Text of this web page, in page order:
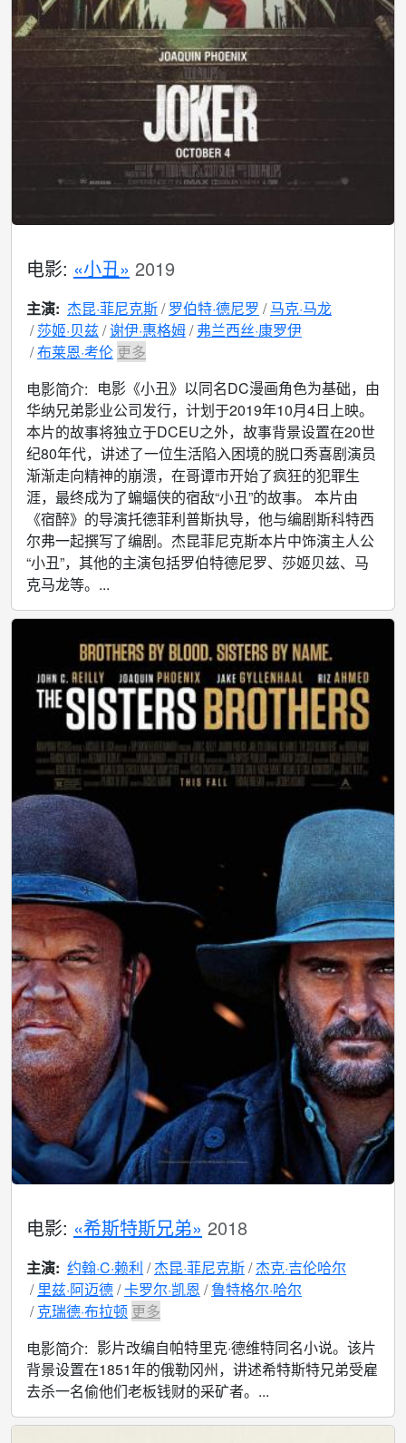
电影: «小丑» 2019
主演: 杰昆·菲尼克斯 罗伯特·德尼罗
马克·马龙
莎姬·贝兹 谢伊·惠格姆 弗兰西丝·康罗伊
布莱恩·考伦 更多
电影简介: 电影《小丑》以同名DC漫画角色为基础，由
华纳兄弟影业公司发行，计划于2019年10月4日上映。
本片的故事将独立于DCEU之外，故事背景设置在20世
纪80年代，讲述了一位生活陷入困境的脱口秀喜剧演员
渐渐走向精神的崩溃，在哥谭市开始了疯狂的犯罪生
涯，最终成为了蝙蝠侠的宿敌“小丑”的故事。 本片由
《宿醉》的导演托德菲利普斯执导，他与编剧斯科特西
尔弗一起撰写了编剧。杰昆菲尼克斯本片中饰演主人公
“小丑”，其他的主演包括罗伯特德尼罗、莎姬贝兹、马
克马龙等。...
电影: «希斯特斯兄弟» 2018
主演: 约翰·C·赖利 杰昆·菲尼克斯 杰克·吉伦哈尔
里兹·阿迈德 卡罗尔·凯恩 鲁特格尔·哈尔
克瑞德·布拉顿 更多
电影简介: 影片改编自帕特里克·德维特同名小说。该片
背景设置在1851年的俄勒冈州，讲述希特斯特兄弟受雇
去杀一名偷他们老板钱财的采矿者。...